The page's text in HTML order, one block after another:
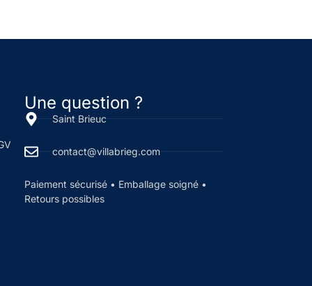
Une question ?
Saint Brieuc
contact@villabrieg.com
Paiement sécurisé • Emballage soigné •
Retours possibles